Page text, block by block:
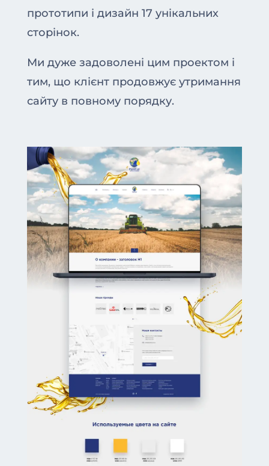
прототипи і дизайн 17 унікальних
сторінок.
Ми дуже задоволені цим проектом і
тим, що клієнт продовжує утримання
сайту в повному порядку.